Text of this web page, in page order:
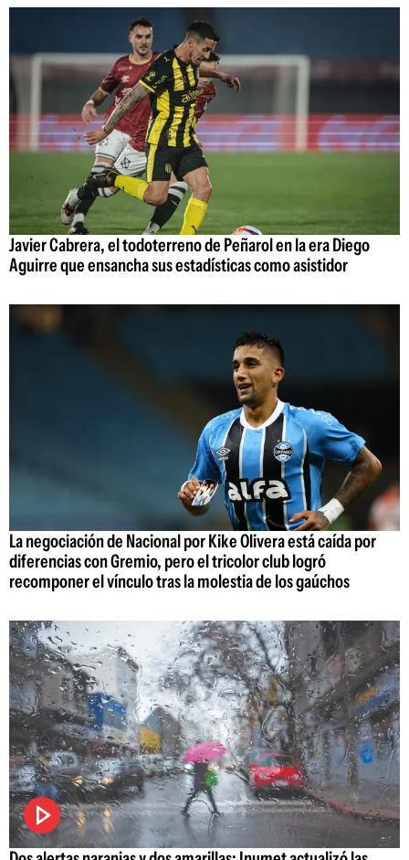
Javier Cabrera, el todoterreno de Peñarol en la era Diego
Aguirre que ensancha sus estadísticas como asistidor
La negociación de Nacional por Kike Olivera está caída por
diferencias con Gremio, pero el tricolor club logró
recomponer el vínculo tras la molestia de los gaúchos